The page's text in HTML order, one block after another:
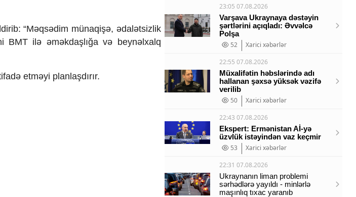
“Məqsədim münaqişə, ədalətsizlik
BMT ilə əməkdaşlığa və beynəlxalq
etməyi planlaşdırır.
23:05 07.08.2026
Varşava Ukraynaya dəstəyin
şərtlərini açıqladı: Əvvəlcə
Polşa
52
Xarici xəbərlər
22:55 07.08.2026
Müxalifətin həbslərində adı
hallanan şəxsə yüksək vəzifə
verilib
50
Xarici xəbərlər
22:43 07.08.2026
Ekspert: Ermənistan Aİ-yə
üzvlük istəyindən vaz keçmir
53
Xarici xəbərlər
22:31 07.08.2026
Ukraynanın liman problemi
sərhədlərə yayıldı - minlərlə
maşınlıq tıxac yaranıb